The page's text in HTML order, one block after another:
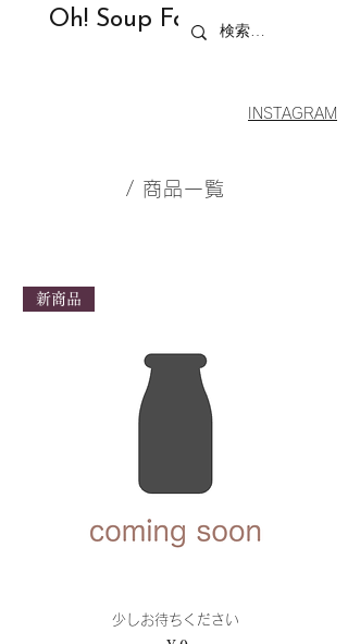
Oh! Soup Factory
INSTAGRAM
/ 商品一覧
新商品
少しお待ちください